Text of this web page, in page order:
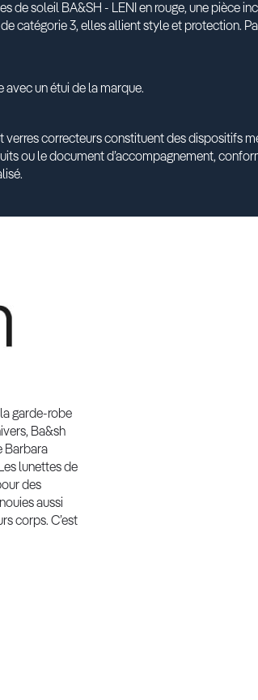
de soleil BA&SH - LENI en rouge, une pièce
catégorie 3, elles allient style et protection.
avec un étui de la marque.
verres correcteurs constituent des dispositifs
ou le document d’accompagnement,
garde-robe
Ba&sh
Barbara
lunettes de
des
aussi
corps. C’est